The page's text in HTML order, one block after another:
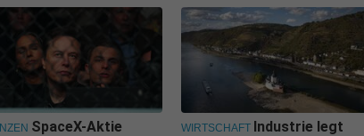
SpaceX-Aktie
WIRTSCHAFT Industrie legt